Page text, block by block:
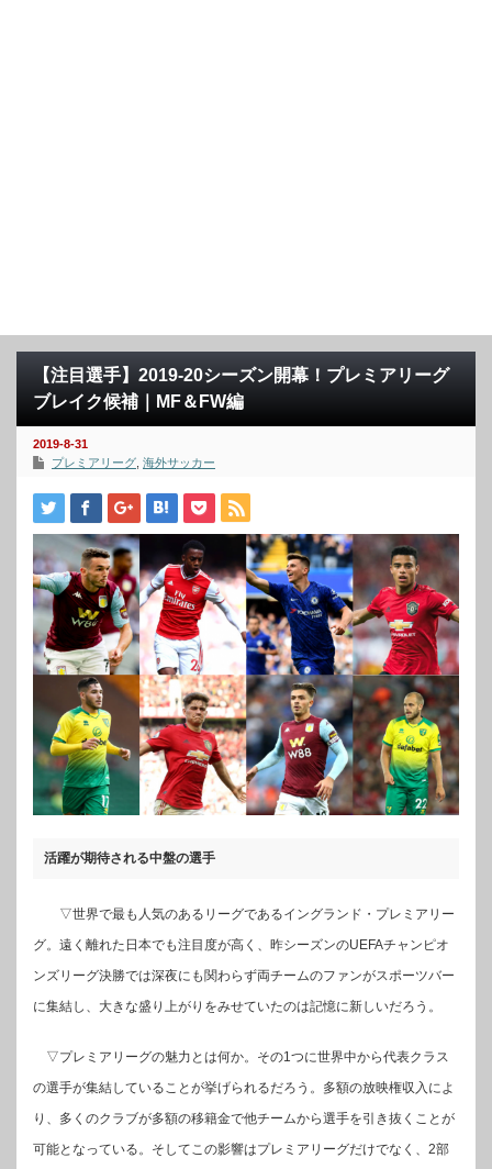
【注目選手】2019-20シーズン開幕！プレミアリーグ
ブレイク候補｜MF＆FW編
2019-8-31
プレミアリーグ 海外サッカー
活躍が期待される中盤の選手
▽世界で最も人気のあるリーグであるイングランド・プレミアリー
グ。遠く離れた日本でも注目度が高く、昨シーズンのUEFAチャンピオ
ンズリーグ決勝では深夜にも関わらず両チームのファンがスポーツバー
に集結し、大きな盛り上がりをみせていたのは記憶に新しいだろう。
▽プレミアリーグの魅力とは何か。その1つに世界中から代表クラス
の選手が集結していることが挙げられるだろう。多額の放映権収入によ
り、多くのクラブが多額の移籍金で他チームから選手を引き抜くことが
可能となっている。そしてこの影響はプレミアリーグだけでなく、2部